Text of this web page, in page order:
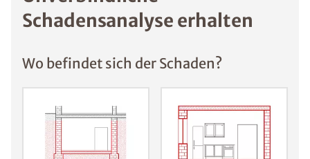
Feuchte Wände begünstigen die Entstehung von Schimmel,
welcher eine mögliche Gefahr für die Gesundheit ist.
Unverbindliche